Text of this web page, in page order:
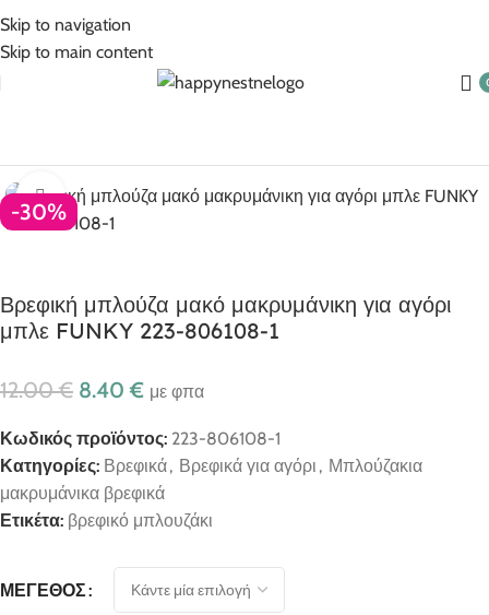
Skip to navigation
Skip to main content
-30%
Click to enlarge
Βρεφική μπλούζα μακό μακρυμάνικη για αγόρι
μπλε FUNKY 223-806108-1
12.00€ 8.40€ με φπα
Κωδικός προϊόντος: 223-806108-1
Κατηγορίες: Βρεφικά, Βρεφικά για αγόρι , Μπλούζακια
μακρυμάνικα βρεφικά
Ετικέτα: βρεφικό μπλουζάκι
ΜΈΓΕΘΟΣ
5% Επιπλέον έκπτωση για πληρωμές με κάρτα!